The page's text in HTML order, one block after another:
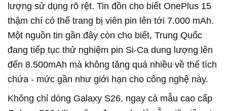
lượng sử dụng rõ rệt. Tin đồn cho biết OnePlus 15
thậm chí có thể trang bị viên pin lên tới 7.000 mAh.
Một nguồn tin gần đây còn cho biết, Trung Quốc
đang tiếp tục thử nghiệm pin Si-Ca dung lượng lên
đến 8.500mAh mà không tăng quá nhiều về thể tích
chứa - mức gần như giới hạn cho công nghệ này.
Không chỉ dòng Galaxy S26, ngay cả mẫu cao cấp